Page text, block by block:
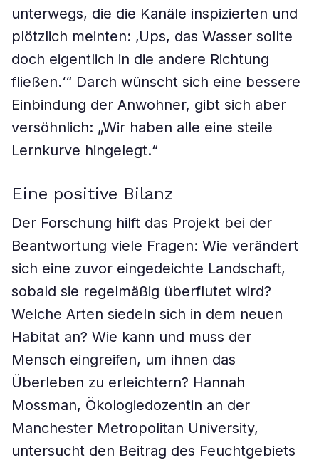
unterwegs, die die Kanäle inspizierten und
plötzlich meinten: ‚Ups, das Wasser sollte
doch eigentlich in die andere Richtung
fließen.‘“ Darch wünscht sich eine bessere
Einbindung der Anwohner, gibt sich aber
versöhnlich: „Wir haben alle eine steile
Lernkurve hingelegt.“
Eine positive Bilanz
Der Forschung hilft das Projekt bei der
Beantwortung viele Fragen: Wie verändert
sich eine zuvor eingedeichte Landschaft,
sobald sie regelmäßig überflutet wird?
Welche Arten siedeln sich in dem neuen
Habitat an? Wie kann und muss der
Mensch eingreifen, um ihnen das
Überleben zu erleichtern? Hannah
Mossman, Ökologiedozentin an der
Manchester Metropolitan University,
untersucht den Beitrag des Feuchtgebiets